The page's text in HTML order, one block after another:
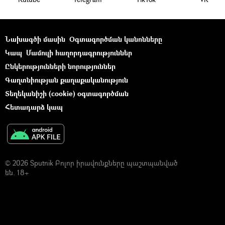
Նախագծի մասին Օգտագործման կանոնները
Կապ Մամուլի հաղորդագրություններ
Ընկերությունների նորություններ
Գաղտնիության քաղաքականություն
Տեղեկանիշի (cookie) օգտագործման
Հետադարձ կապ
© 2026 Sputnik Բոլոր իրավունքները պաշտպանված
են. 18+